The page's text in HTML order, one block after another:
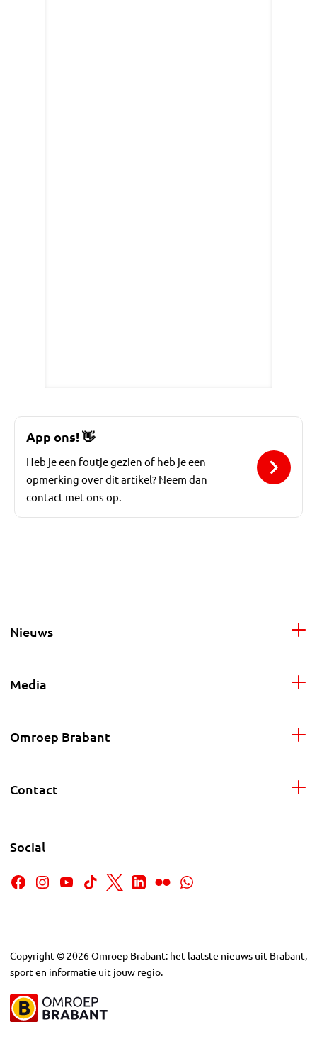
App ons!👋
Heb je een foutje gezien of heb je een
opmerking over dit artikel? Neem dan
contact met ons op.
Nieuws
Media
Omroep Brabant
Contact
Social
Copyright © 2026Omroep Brabant: het laatste nieuws uit Brabant,
sport en informatie uit jouw regio.